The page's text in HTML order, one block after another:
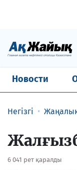
Новости
Негізгі
6 041 рет қаралды